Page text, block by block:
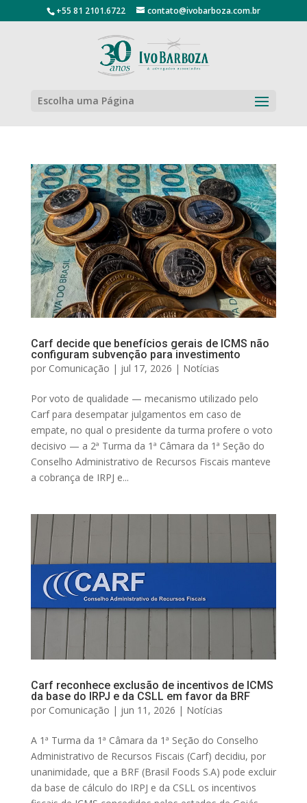
+55 81 2101.6722 contato@ivobarboza.com.br
Escolha uma Página
Carf decide que benefícios gerais de ICMS não
configuram subvenção para investimento
por Comunicação | jul 17, 2026 | Notícias
Por voto de qualidade — mecanismo utilizado pelo
Carf para desempatar julgamentos em caso de
empate, no qual o presidente da turma profere o voto
decisivo — a 2ª Turma da 1ª Câmara da 1ª Seção do
Conselho Administrativo de Recursos Fiscais manteve
a cobrança de IRPJ e...
Carf reconhece exclusão de incentivos de ICMS
da base do IRPJ e da CSLL em favor da BRF
por Comunicação | jun 11, 2026 | Notícias
A 1ª Turma da 1ª Câmara da 1ª Seção do Conselho
Administrativo de Recursos Fiscais (Carf) decidiu, por
unanimidade, que a BRF (Brasil Foods S.A) pode excluir
da base de cálculo do IRPJ e da CSLL os incentivos